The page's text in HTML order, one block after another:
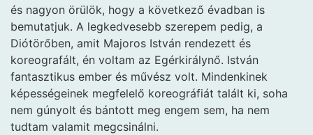
és nagyon örülök, hogy a következő évadban is
bemutatjuk. A legkedvesebb szerepem pedig, a
Diótörőben, amit Majoros István rendezett és
koreografált, én voltam az Egérkirálynő. István
fantasztikus ember és művész volt. Mindenkinek
képességeinek megfelelő koreográfiát talált ki, soha
nem gúnyolt és bántott meg engem sem, ha nem
tudtam valamit megcsinálni.